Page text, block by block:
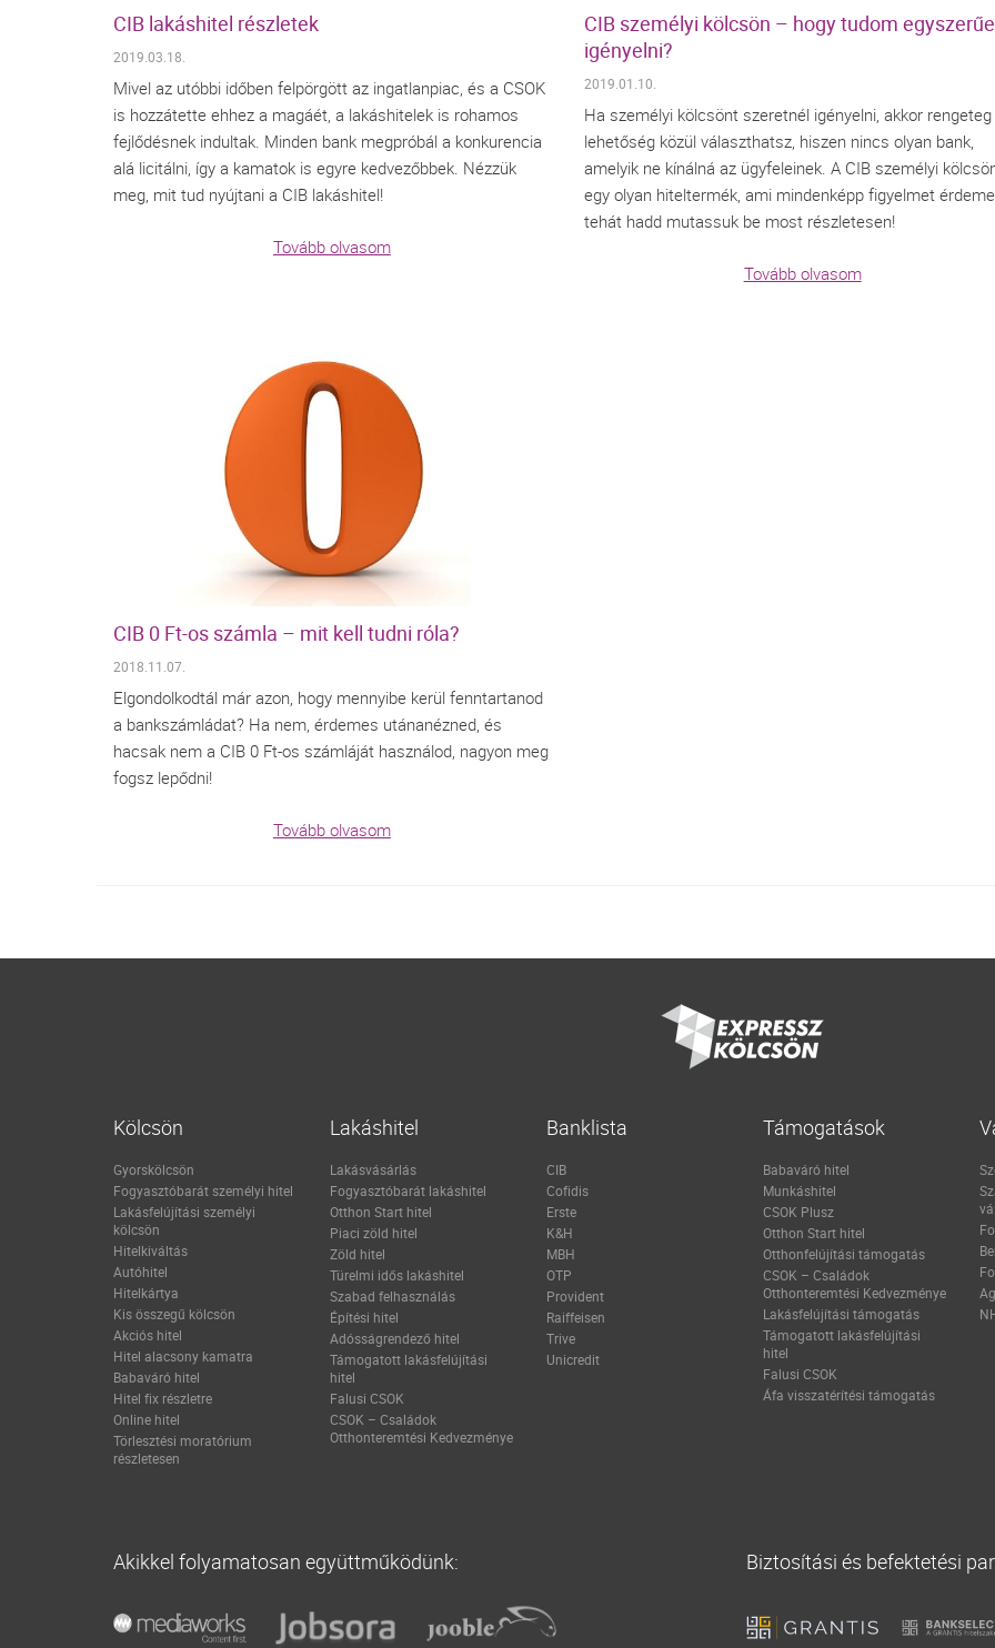
CIB lakáshitel részletek
2019.03.18.
Mivel az utóbbi időben felpörgött az ingatlanpiac, és a CSOK
is hozzátette ehhez a magáét, a lakáshitelek is rohamos
fejlődésnek indultak. Minden bank megpróbál a konkurencia
alá licitálni, így a kamatok is egyre kedvezőbbek. Nézzük
meg, mit tud nyújtani a CIB lakáshitel!
Tovább olvasom
CIB személyi kölcsön – hogy tudom
igényelni?
2019.01.10.
Ha személyi kölcsönt szeretnél igényelni, akkor rengeteg
lehetőség közül választhatsz, hiszen nincs olyan bank,
amelyik ne kínálná az ügyfeleinek. A CIB személyi
egy olyan hiteltermék, ami mindenképp figyelmet
tehát hadd mutassuk be most részletesen!
Tovább olvasom
CIB 0 Ft-os számla – mit kell tudni róla?
2018.11.07.
Elgondolkodtál már azon, hogy mennyibe kerül fenntartanod
a bankszámládat? Ha nem, érdemes utánanézned, és
hacsak nem a CIB 0 Ft-os számláját használod, nagyon meg
fogsz lepődni!
Tovább olvasom
Kölcsön
Gyorskölcsön
Fogyasztóbarát személyi hitel
Lakásfelújítási személyi
kölcsön
Hitelkiváltás
Autóhitel
Hitelkártya
Kis összegű kölcsön
Akciós hitel
Hitel alacsony kamatra
Babaváró hitel
Hitel fix részletre
Online hitel
Törlesztési moratórium
részletesen
Lakáshitel
Lakásvásárlás
Fogyasztóbarát lakáshitel
Otthon Start hitel
Piaci zöld hitel
Zöld hitel
Türelmi idős lakáshitel
Szabad felhasználás
Építési hitel
Adósságrendező hitel
Támogatott lakásfelújítási
hitel
Falusi CSOK
CSOK – Családok
Otthonteremtési Kedvezménye
Banklista
CIB
Cofidis
Erste
K&H
MBH
OTP
Provident
Raiffeisen
Trive
Unicredit
Támogatások
Babaváró hitel
Munkáshitel
CSOK Plusz
Otthon Start hitel
Otthonfelújítási támogatás
CSOK – Családok
Otthonteremtési Kedvezménye
Lakásfelújítási támogatás
Támogatott lakásfelújítási
hitel
Falusi CSOK
Áfa visszatérítési támogatás
Akikkel folyamatosan együttműködünk: Biztosítási és befektetési